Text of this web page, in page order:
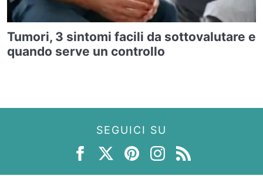
Tumori, 3 sintomi facili da sottovalutare e
quando serve un controllo
SEGUICI SU